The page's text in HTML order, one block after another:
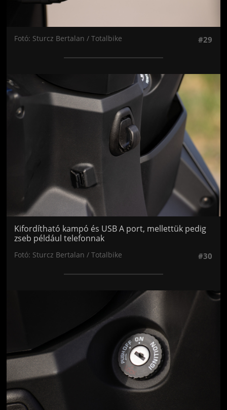
Fotó: Sturcz Bertalan / Totalbike #29
Jön még kép!
Kifordítható kampó és USB A port, mellettük pedig
zseb például telefonnak
Fotó: Sturcz Bertalan / Totalbike #30
Jön még kép!